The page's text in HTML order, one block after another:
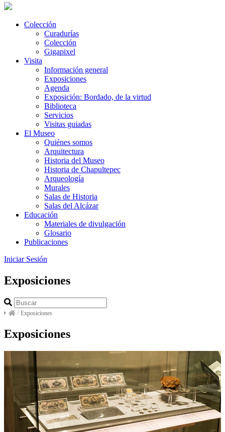
Colección
Curadurías
Colección
Gigapixel
Visita
Información general
Exposiciones
Agenda
Exposición: Bordado, de la virtud
Biblioteca
Servicios
Visitas guiadas
El Museo
Quiénes somos
Arquitectura
Historia del Museo
Historia de Chapultepec
Arqueología
Murales
Salas de Historia
Salas del Alcázar
Educación
Materiales de divulgación
Glosario
Publicaciones
Iniciar Sesión
Exposiciones
/ Exposiciones
Exposiciones